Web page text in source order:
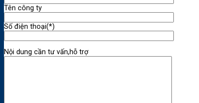
Tên công ty
Số điện thoại(*)
Nội dung cần tư vấn,hỗ trợ